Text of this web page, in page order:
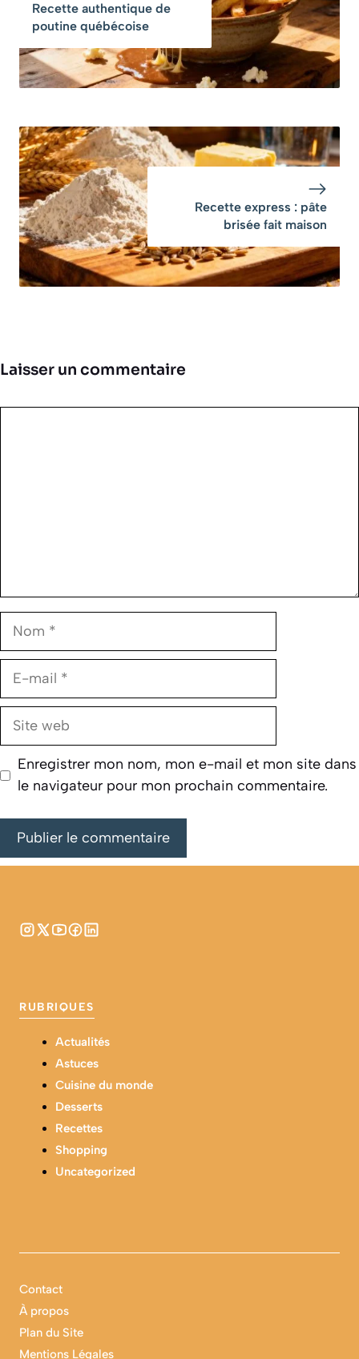
Recette authentique de
poutine québécoise
Recette express : pâte
brisée fait maison
Laisser un commentaire
Nom
E-
Site
Enregistrer mon nom, mon e-mail et mon site dans
le navigateur pour mon prochain commentaire.
RUBRIQUES
Actualités
Astuces
Cuisine du monde
Desserts
Recettes
Shopping
Uncategorized
Contact
À propos
Plan du Site
Mentions Légales